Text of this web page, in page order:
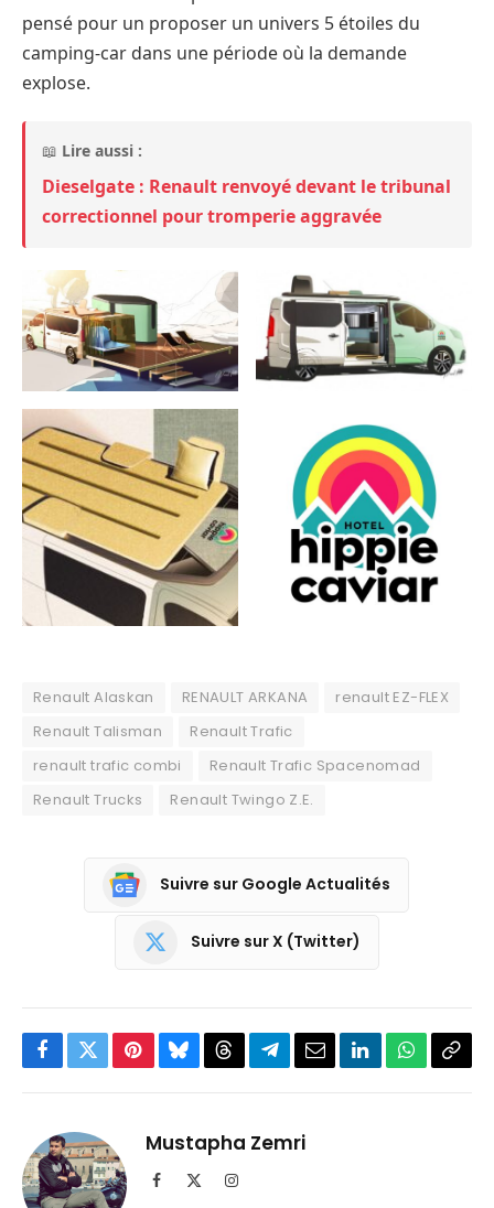
pensé pour un proposer un univers 5 étoiles du
camping-car dans une période où la demande
explose.
📖 Lire aussi :
Dieselgate : Renault renvoyé devant le tribunal
correctionnel pour tromperie aggravée
Renault Alaskan RENAULT ARKANA
renault EZ-FLEX
Renault Talisman
Renault Trafic
renault trafic combi
Renault Trafic Spacenomad
Renault Trucks
Renault Twingo Z.E.
Suivre sur Google Actualités
Suivre sur X (Twitter)
Facebook
TwitterPinterestBlueskyThreadsPartager
Telegram
EmailLinkedInWhatsApp
Mustapha Zemri
Facebook Instagram